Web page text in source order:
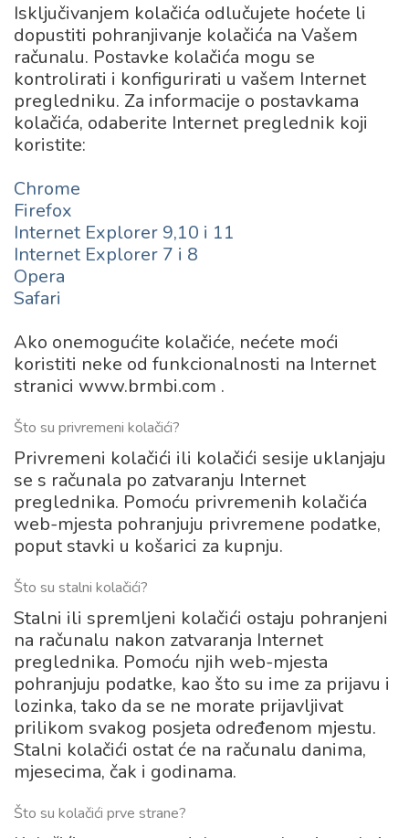
Isključivanjem kolačića odlučujete hoćete li
dopustiti pohranjivanje kolačića na Vašem
računalu. Postavke kolačića mogu se
kontrolirati i konfigurirati u vašem Internet
pregledniku. Za informacije o postavkama
kolačića, odaberite Internet preglednik koji
koristite:
Chrome
Firefox
Internet Explorer 9,10 i 11
Internet Explorer 7 i 8
Opera
Safari
Ako onemogućite kolačiće, nećete moći
koristiti neke od funkcionalnosti na Internet
stranici www.brmbi.com .
Što su privremeni kolačići?
Privremeni kolačići ili kolačići sesije uklanjaju
se s računala po zatvaranju Internet
preglednika. Pomoću privremenih kolačića
web-mjesta pohranjuju privremene podatke,
poput stavki u košarici za kupnju.
Što su stalni kolačići?
Stalni ili spremljeni kolačići ostaju pohranjeni
na računalu nakon zatvaranja Internet
preglednika. Pomoću njih web-mjesta
pohranjuju podatke, kao što su ime za prijavu i
lozinka, tako da se ne morate prijavljivat
prilikom svakog posjeta određenom mjestu.
Stalni kolačići ostat će na računalu danima,
mjesecima, čak i godinama.
Što su kolačići prve strane?